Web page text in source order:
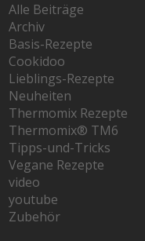
Alle Beiträge
Archiv
Basis-Rezepte
Cookidoo
Lieblings-Rezepte
Neuheiten
Thermomix Rezepte
Thermomix® TM6
Tipps-und-Tricks
Vegane Rezepte
video
youtube
Zubehör